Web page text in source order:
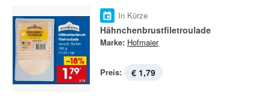
In Kürze
Hähnchenbrustfiletroulade
Marke: Hofmaier
Preis: € 1,79